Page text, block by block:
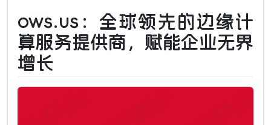
ows.us：全球领先的边缘计
算服务提供商，赋能企业无界
增长